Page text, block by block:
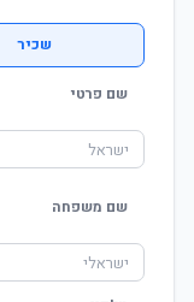
שכיר
שם פרטי
שם משפחה